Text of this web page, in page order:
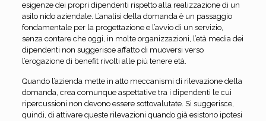
esigenze dei propri dipendenti rispetto alla realizzazione di un
asilo nido aziendale. L’analisi della domanda è un passaggio
fondamentale per la progettazione e l’avvio di un servizio,
senza contare che oggi, in molte organizzazioni, l’età media dei
dipendenti non suggerisce affatto di muoversi verso
l’erogazione di benefit rivolti alle più tenere età.
Quando l’azienda mette in atto meccanismi di rilevazione della
domanda, crea comunque aspettative tra i dipendenti le cui
ripercussioni non devono essere sottovalutate. Si suggerisce,
quindi, di attivare queste rilevazioni quando già esistono ipotesi